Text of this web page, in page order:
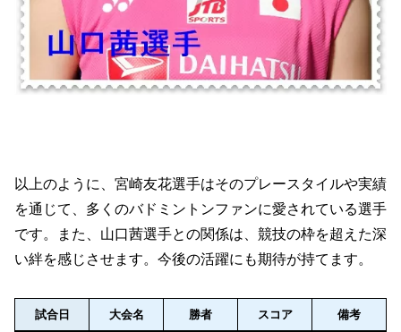
以上のように、宮崎友花選手はそのプレースタイルや実績
を通じて、多くのバドミントンファンに愛されている選手
です。また、山口茜選手との関係は、競技の枠を超えた深
い絆を感じさせます。今後の活躍にも期待が持てます。
試合日 大会名 勝者 スコア 備考